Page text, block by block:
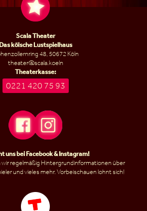
Scala Theater
kölsche Lustspielhaus
48, 50672 Köln
theater@scala.koeln
Theaterkasse:
0221 420 75 93
uns beiFacebook&Instagram!
regelmäßig Hintergrundinformationen über
und vieles mehr. Vorbeischauen lohnt sich!